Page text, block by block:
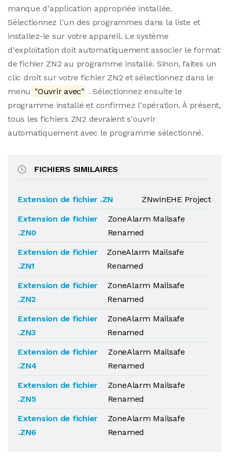
manque d'application appropriée installée.
Sélectionnez l'un des programmes dans la liste et
installez-le sur votre appareil. Le système
d'exploitation doit automatiquement associer le format
de fichier ZN2 au programme installé. Sinon, faites un
clic droit sur votre fichier ZN2 et sélectionnez dans le
menu "Ouvrir avec" . Sélectionnez ensuite le
programme installé et confirmez l'opération. À présent,
tous les fichiers ZN2 devraient s'ouvrir
automatiquement avec le programme sélectionné.
FICHIERS SIMILAIRES
Extension de fichier .ZN
ZNwinEHE Project
Extension de fichier
.ZN0
ZoneAlarm Mailsafe
Renamed
Extension de fichier
.ZN1
ZoneAlarm Mailsafe
Renamed
Extension de fichier
.ZN2
ZoneAlarm Mailsafe
Renamed
Extension de fichier
.ZN3
ZoneAlarm Mailsafe
Renamed
Extension de fichier
.ZN4
ZoneAlarm Mailsafe
Renamed
Extension de fichier
.ZN5
ZoneAlarm Mailsafe
Renamed
Extension de fichier
.ZN6
ZoneAlarm Mailsafe
Renamed